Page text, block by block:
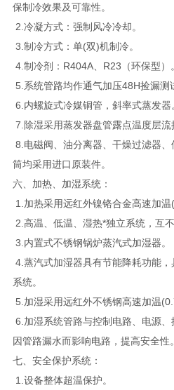
保制冷效果及可靠性。
2.冷凝方式：强制风冷冷却。
3.制冷方式：单(双)机制冷。
4.制冷剂：R404A、R23（环保型）。
5.系统管路均作通气加压48H捡漏测
6.内螺旋式冷媒铜管，斜率式蒸发器
7.除湿采用蒸发器盘管露点温度层流
8.电磁阀、油分离器、干燥过滤器
筒均采用进口原装件。
六、加热、加湿系统：
1.加热采用远红外镍铬合金高速加温
2.高温、低温、湿热*独立系统，互不
3.内置式不锈钢锅炉蒸汽式加湿器。
4.蒸汽式加湿器具有节能降耗功能
系统。
5.加湿采用远红外不锈钢高速加温
6.加湿系统管路与控制电路、电源
因管路漏水而影响电路，提高安全性。
七、安全保护系统：
1.设备整体超温保护。